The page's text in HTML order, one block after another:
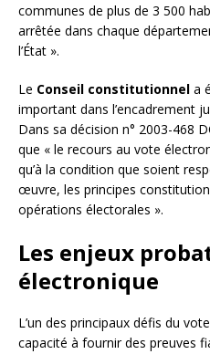
communes de plus de 3 500
arrêtée dans chaque
l’État ».
Le Conseil constitutionnel a
important dans l’encadrement
Dans sa décision n° 2003-468
que « le recours au vote
qu’à la condition que soient
œuvre, les principes
opérations électorales ».
Les enjeux
électronique
L’un des principaux défis du
capacité à fournir des preuves